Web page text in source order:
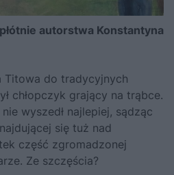
autorstwa Konstantyna
Titowa do tradycyjnych
chłopczyk grający na trąbce.
wyszedł najlepiej, sądząc
się tuż nad
część zgromadzonej
Ze szczęścia?